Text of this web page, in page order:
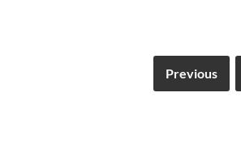
Previous